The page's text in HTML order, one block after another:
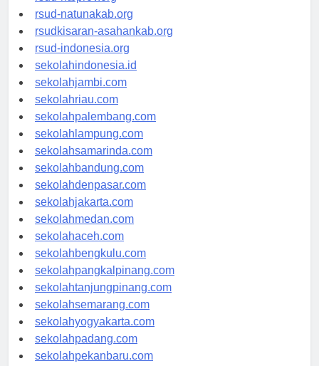
rsud-ntbprov.org
rsud-natunakab.org
rsudkisaran-asahankab.org
rsud-indonesia.org
sekolahindonesia.id
sekolahjambi.com
sekolahriau.com
sekolahpalembang.com
sekolahlampung.com
sekolahsamarinda.com
sekolahbandung.com
sekolahdenpasar.com
sekolahjakarta.com
sekolahmedan.com
sekolahaceh.com
sekolahbengkulu.com
sekolahpangkalpinang.com
sekolahtanjungpinang.com
sekolahsemarang.com
sekolahyogyakarta.com
sekolahpadang.com